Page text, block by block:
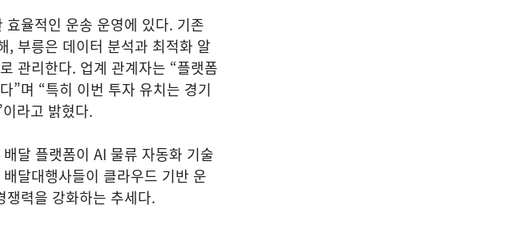
율적인 운송 운영에 있다. 기존
, 부릉은 데이터 분석과 최적화 알
관리한다. 업계 관계자는 “플랫폼
”며 “특히 이번 투자 유치는 경기
라고 밝혔다.
달 플랫폼이 AI 물류 자동화 기술
달대행사들이 클라우드 기반 운
력을 강화하는 추세다.